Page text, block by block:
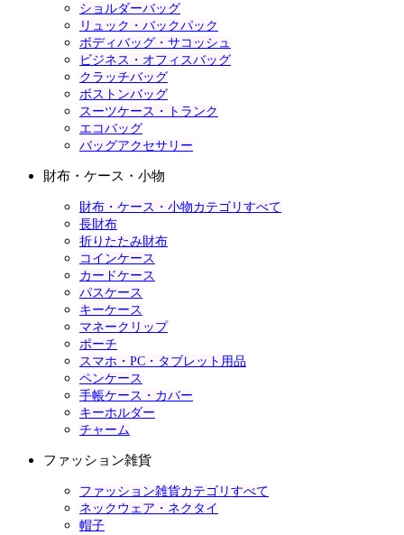
ショルダーバッグ
リュック・バックパック
ボディバッグ・サコッシュ
ビジネス・オフィスバッグ
クラッチバッグ
ボストンバッグ
スーツケース・トランク
エコバッグ
バッグアクセサリー
財布・ケース・小物
財布・ケース・小物カテゴリすべて
長財布
折りたたみ財布
コインケース
カードケース
パスケース
キーケース
マネークリップ
ポーチ
スマホ・PC・タブレット用品
ペンケース
手帳ケース・カバー
キーホルダー
チャーム
ファッション雑貨
ファッション雑貨カテゴリすべて
ネックウェア・ネクタイ
帽子